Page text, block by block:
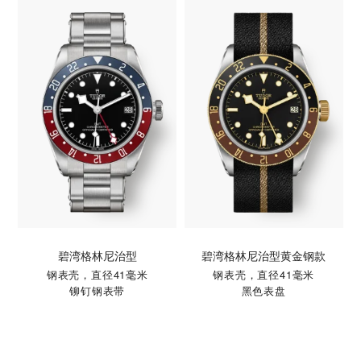
碧湾格林尼治型
钢表壳，直径41毫米
铆钉钢表带
碧湾格林尼治型黄金钢款
钢表壳，直径41毫米
黑色表盘